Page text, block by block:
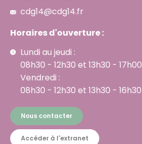
cdg14@cdg14.fr
Horaires d'ouverture :
Lundi au jeudi :
08h30 - 12h30 et 13h30 - 17h00
Vendredi :
08h30 - 12h30 et 13h30 - 16h30
Nous contacter
Accéder à l'extranet